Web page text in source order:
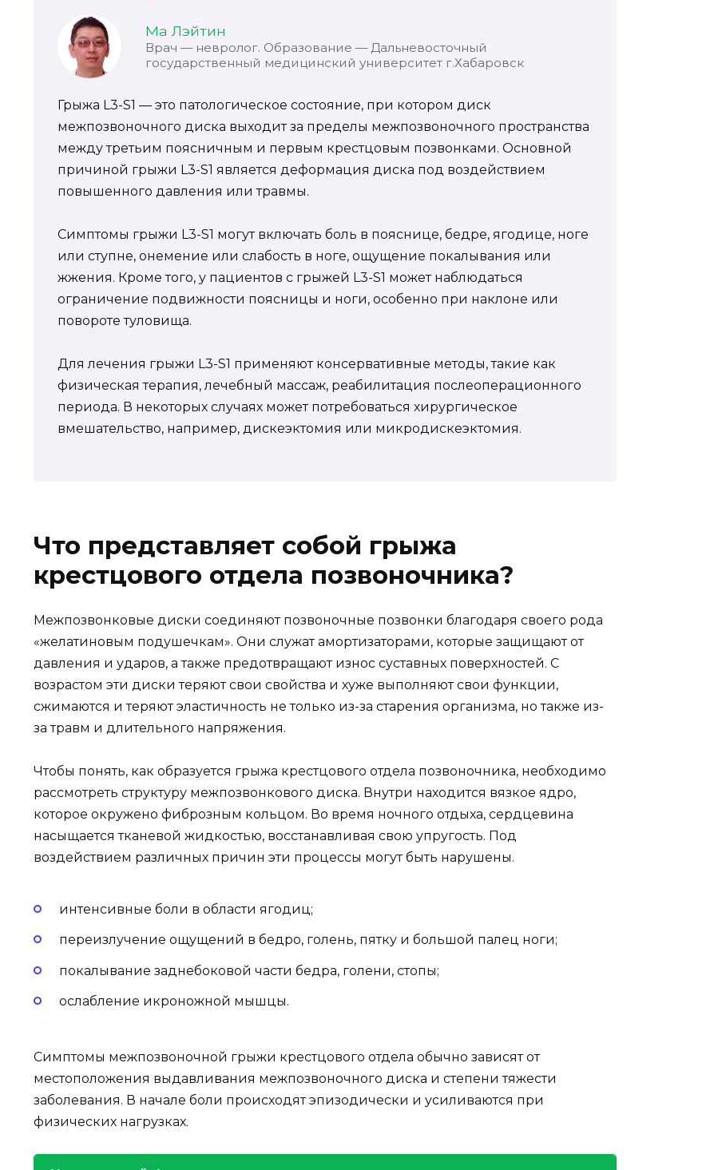
Ма Лэйтин
Врач — невролог. Образование — Дальневосточный
государственный медицинский университет г.Хабаровск
Грыжа L3-S1 — это патологическое состояние, при котором диск
межпозвоночного диска выходит за пределы межпозвоночного пространства
между третьим поясничным и первым крестцовым позвонками. Основной
причиной грыжи L3-S1 является деформация диска под воздействием
повышенного давления или травмы.
Симптомы грыжи L3-S1 могут включать боль в пояснице, бедре, ягодице, ноге
или ступне, онемение или слабость в ноге, ощущение покалывания или
жжения. Кроме того, у пациентов с грыжей L3-S1 может наблюдаться
ограничение подвижности поясницы и ноги, особенно при наклоне или
повороте туловища.
Для лечения грыжи L3-S1 применяют консервативные методы, такие как
физическая терапия, лечебный массаж, реабилитация послеоперационного
периода. В некоторых случаях может потребоваться хирургическое
вмешательство, например, дискеэктомия или микродискеэктомия.
Что представляет собой грыжа
крестцового отдела позвоночника?
Межпозвонковые диски соединяют позвоночные позвонки благодаря своего рода
«желатиновым подушечкам». Они служат амортизаторами, которые защищают от
давления и ударов, а также предотвращают износ суставных поверхностей. С
возрастом эти диски теряют свои свойства и хуже выполняют свои функции,
сжимаются и теряют эластичность не только из-за старения организма, но также из-
за травм и длительного напряжения.
Чтобы понять, как образуется грыжа крестцового отдела позвоночника, необходимо
рассмотреть структуру межпозвонкового диска. Внутри находится вязкое ядро,
которое окружено фиброзным кольцом. Во время ночного отдыха, сердцевина
насыщается тканевой жидкостью, восстанавливая свою упругость. Под
воздействием различных причин эти процессы могут быть нарушены.
интенсивные боли в области ягодиц;
переизлучение ощущений в бедро, голень, пятку и большой палец ноги;
покалывание заднебоковой части бедра, голени, стопы;
ослабление икроножной мышцы.
Симптомы межпозвоночной грыжи крестцового отдела обычно зависят от
местоположения выдавливания межпозвоночного диска и степени тяжести
заболевания. В начале боли происходят эпизодически и усиливаются при
физических нагрузках.